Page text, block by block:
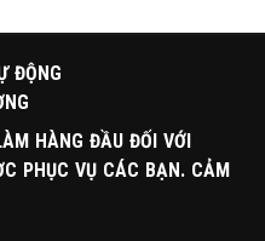
ĐỘNG
HÀNG ĐẦU ĐỐI VỚI
PHỤC VỤ CÁC BẠN. CẢM